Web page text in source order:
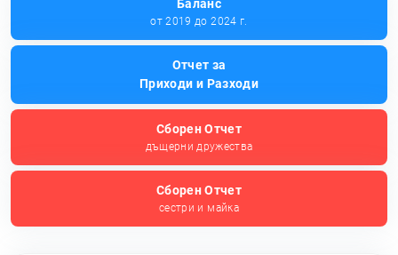
Баланс
от 2019 до 2024 г.
Отчет за
Приходи и Разходи
Сборен Отчет
дъщерни дружества
Сборен Отчет
сестри и майка